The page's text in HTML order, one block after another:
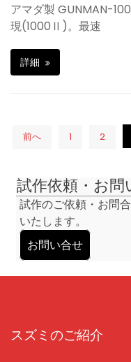
アマダ製 GUNMAN-
現(1000Ⅱ)。最速
詳細
ナ
ビ
ゲ
ー
シ
ョ
ン
前へ 1 2
試作依頼・お問
試作のご依頼・お問
いたします。
お問い合せ
スズミのご紹介